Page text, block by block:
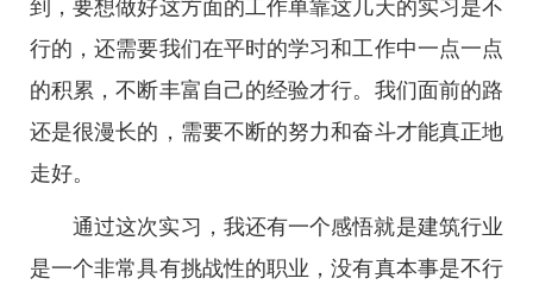
到，要想做好这方面的工作单靠这几天的实习是不
行的，还需要我们在平时的学习和工作中一点一点
的积累，不断丰富自己的经验才行。我们面前的路
还是很漫长的，需要不断的努力和奋斗才能真正地
走好。
通过这次实习，我还有一个感悟就是建筑行业
是一个非常具有挑战性的职业，没有真本事是不行